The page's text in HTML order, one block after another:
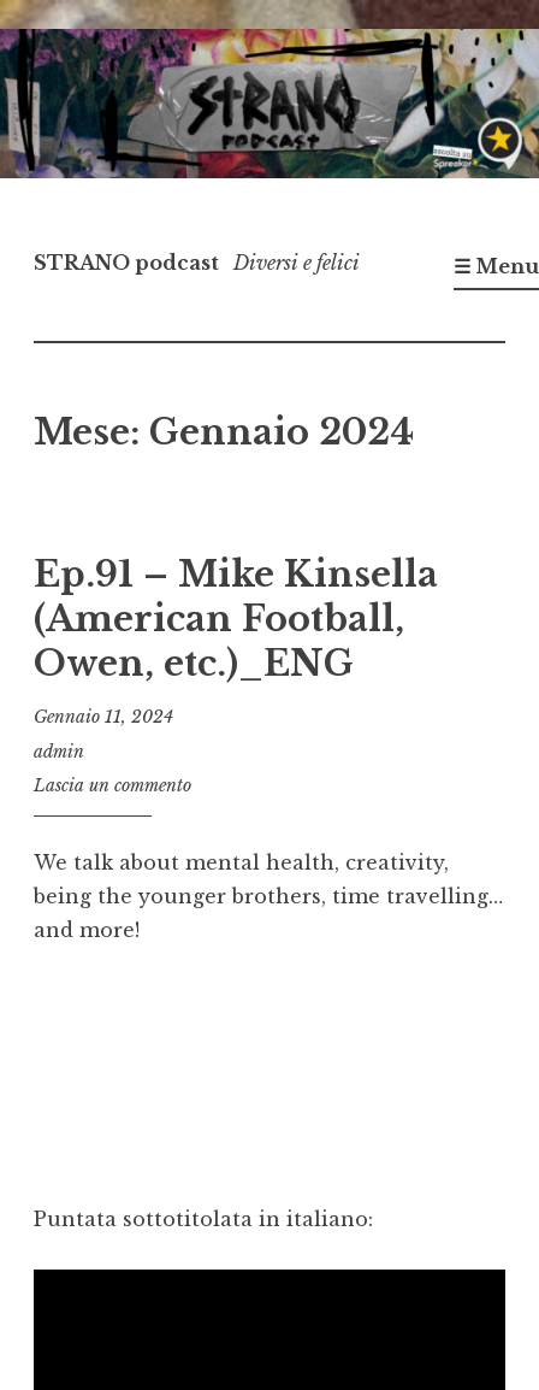
Vai
al
contenuto
STRANO podcast Diversi e felici ☰ Menu
Mese: Gennaio 2024
Ep.91 – Mike Kinsella
(American Football,
Owen, etc.)_ENG
Gennaio 11, 2024
admin
Lascia un commento
We talk about mental health, creativity,
being the younger brothers, time travelling…
and more!
Puntata sottotitolata in italiano: